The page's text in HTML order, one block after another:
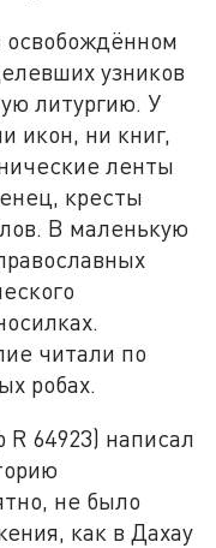
узников
литургию. У
икон, ни книг,
ленты
кресты
В маленькую
читали по
робах.
64923) написал
не было
как в Дахау